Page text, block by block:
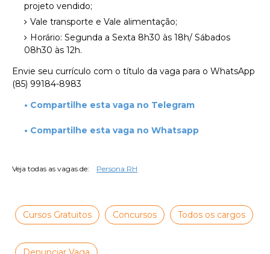
projeto vendido;
Vale transporte e Vale alimentação;
Horário: Segunda a Sexta 8h30 às 18h/ Sábados
08h30 às 12h.
Envie seu currículo com o título da vaga para o WhatsApp
(85) 99184-8983
• Compartilhe esta vaga no Telegram
• Compartilhe esta vaga no Whatsapp
Veja todas as vagas de: Persona RH
Cursos Gratuitos Concursos Todos os cargos